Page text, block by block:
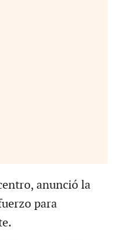
anunció la
para